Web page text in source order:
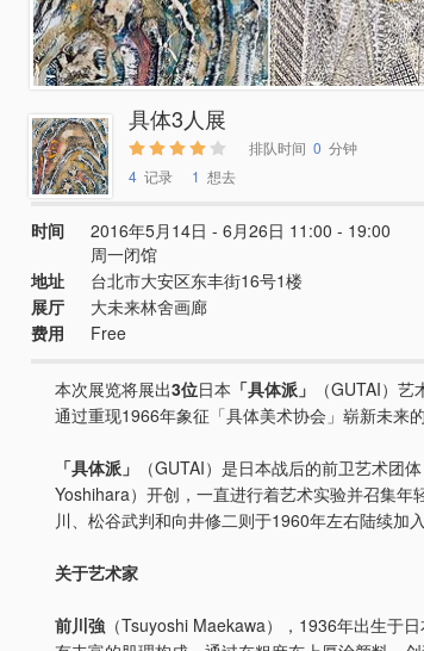
具体3人展
排队时间 0 分钟
4 记录 1 想去
时间
2016年5月14日 - 6月26日 11:00 - 19:00
周一闭馆
地址
台北市大安区东丰街16号1楼
展厅
大未来林舍画廊
费用
Free
本次展览将展出3位日本 「具体派」 （GUTAI）艺
通过重现1966年象征「具体美术协会」崭新未来
「具体派」 （GUTAI）是日本战后的前卫艺术团
Yoshihara）开创，一直进行着艺术实验并召集
川、松谷武判和向井修二则于1960年左右陆续加
关于艺术家
前川強 （Tsuyoshi Maekawa），1936年出生于